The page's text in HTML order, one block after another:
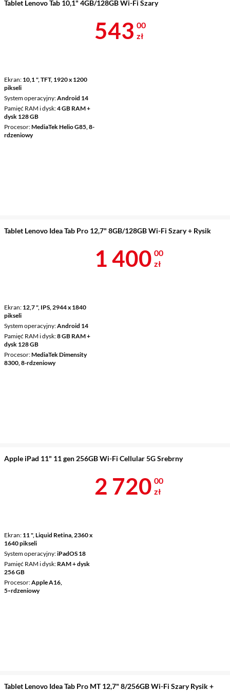
Tablet Lenovo Tab 10,1" 4GB/128GB Wi-Fi Szary
Ekran 10,1 ", TFT, 1920 x 1200
pikseli
System operacyjny Android 14
Pamięć RAM i dysk 4 GB RAM +
dysk 128 GB
Procesor MediaTek Helio G85, 8-
rdzeniowy
Cena 543 zł
543 00
zł
Tablet Lenovo Idea Tab Pro 12,7" 8GB/128GB Wi-Fi Szary + Rysik
Ekran 12,7 ", IPS, 2944 x 1840
pikseli
System operacyjny Android 14
Pamięć RAM i dysk 8 GB RAM +
dysk 128 GB
Procesor MediaTek Dimensity
8300, 8-rdzeniowy
Cena 1 400 zł
1 400 00
zł
Apple iPad 11" 11 gen 256GB Wi-Fi Cellular 5G Srebrny
Ekran 11 ", Liquid Retina, 2360 x
1640 pikseli
System operacyjny iPadOS 18
Pamięć RAM i dysk RAM + dysk
256 GB
Procesor Apple A16,
5‑rdzeniowy
Cena 2 720 zł
2 720 00
zł
Tablet Lenovo Idea Tab Pro MT 12,7" 8/256GB Wi-Fi Szary Rysik +